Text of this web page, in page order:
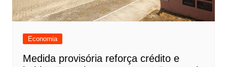
Economia
Medida provisória reforça crédito e